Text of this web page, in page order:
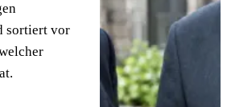
sortiert vor